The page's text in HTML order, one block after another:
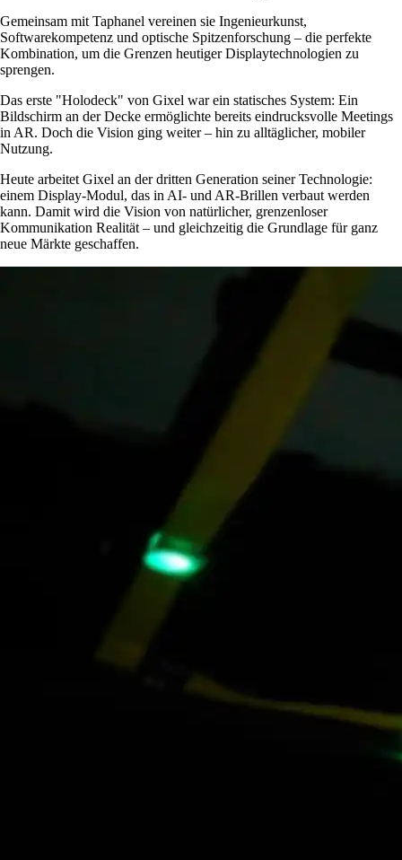
Gemeinsam mit Taphanel vereinen sie Ingenieurkunst,
Softwarekompetenz und optische Spitzenforschung – die perfekte
Kombination, um die Grenzen heutiger Displaytechnologien zu
sprengen.
Das erste
Holodeck
von Gixel war ein statisches System: Ein
Bildschirm an der Decke ermöglichte bereits eindrucksvolle Meetings
in AR. Doch die Vision ging weiter – hin zu alltäglicher, mobiler
Nutzung.
Heute arbeitet Gixel an der dritten Generation seiner Technologie:
einem Display-Modul, das in AI- und AR-Brillen verbaut werden
kann. Damit wird die Vision von natürlicher, grenzenloser
Kommunikation Realität – und gleichzeitig die Grundlage für ganz
neue Märkte geschaffen.